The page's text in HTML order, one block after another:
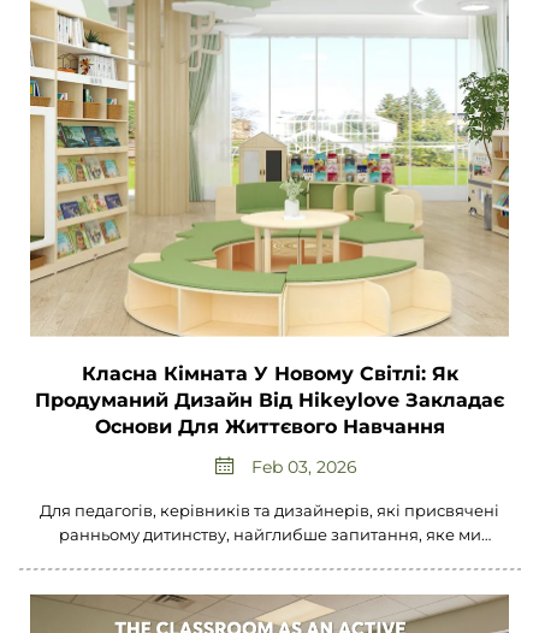
Класна Кімната У Новому Світлі: Як
Продуманий Дизайн Від Hikeylove Закладає
Основи Для Життєвого Навчання
Feb 03, 2026
Для педагогів, керівників та дизайнерів, які присвячені
ранньому дитинству, найглибше запитання, яке ми
середовище?». У Hikeylove ми вважаємо, що відповідь